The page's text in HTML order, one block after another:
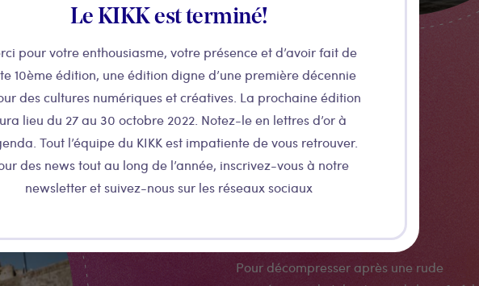
Le KIKK est terminé!
pour votre enthousiasme, votre présence et d’avoir fait de
10ème édition, une édition digne d’une première décennie
des cultures numériques et créatives. La prochaine édition
lieu du 27 au 30 octobre 2022. Notez-le en lettres d’or à
Tout l’équipe du KIKK est impatiente de vous retrouver.
des news tout au long de l’année, inscrivez-vous à notre
newsletter et suivez-nous sur les réseaux sociaux
Boire
Pour décompresser après une rude